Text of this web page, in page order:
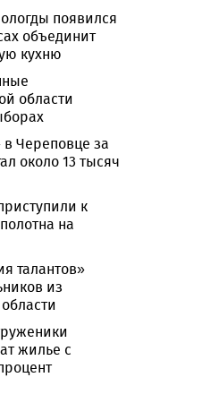
появился
объединит
кухню
области
Череповце за
около 13 тысяч
к
на
талантов»
из
жилье с